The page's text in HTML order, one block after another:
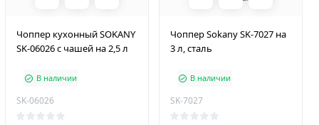
Чоппер кухонный SOKANY
SK-06026 с чашей на 2,5 л
В наличии
SK-06026
Чоппер Sokany SK-7027 на
3 л, сталь
В наличии
SK-7027